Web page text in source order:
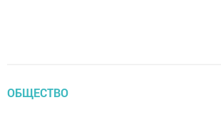
ОБЩЕСТВО